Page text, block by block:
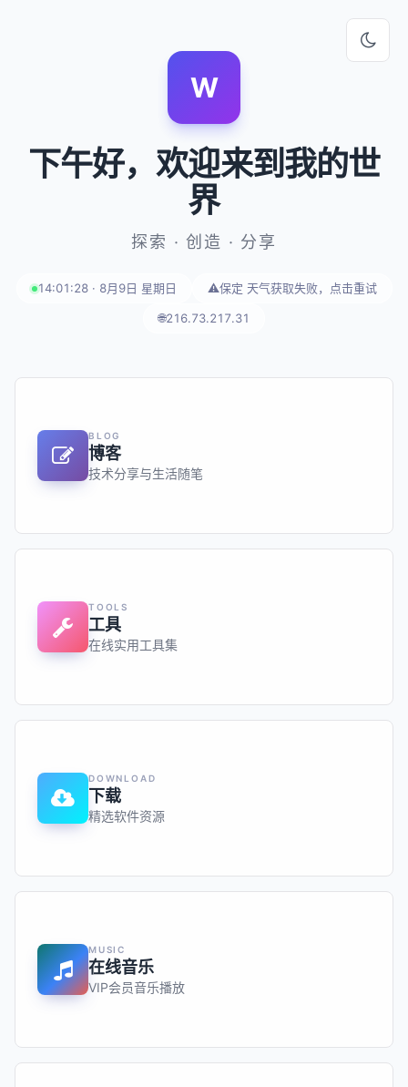
W
下午好，欢迎来到我的世
界
探索 · 创造 · 分享
14:01:28 · 8月9日 星期日 ⚠️保定 天气获取失败，点击重试
🌐216.73.217.31
BLOG
博客
技术分享与生活随笔
TOOLS
工具
在线实用工具集
DOWNLOAD
下载
精选软件资源
MUSIC
在线音乐
VIP会员音乐播放